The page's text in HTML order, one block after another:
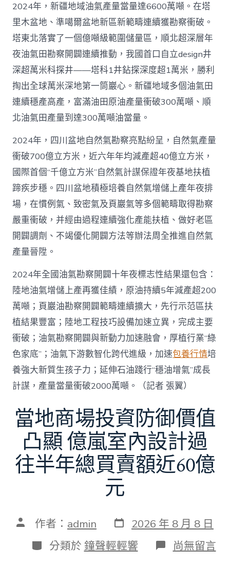
2024年，新疆地域油氣產量當量達6600萬噸。在塔
里木盆地、準噶爾盆地新區新範疇連續獲勘察衝破。
塔東北落實了一個億噸級範圍儲量區，順北超深層年
夜油氣田勘察開闢連續推動，我國首口自立design井
深超萬米科探井——塔科1井鉆探深度超1萬米，勝利
掏出全球萬米深地第一筒巖心。新疆地域多個油氣田
連續穩產高產，富滿油田原油產量衝破300萬噸、順
北油氣田產量到達300萬噸油當量。
2024年，四川盆地自然氣勘察亮點紛呈，自然氣產量
衝破700億立方米，近六年年均減產超40億立方米，
國際首個“千億立方米”自然氣計謀保證年夜基地扶植
蹄疾步穩。四川盆地積極培養自然氣增儲上產年夜排
場，在慣例氣、致密氣及頁巖氣等多個範疇取得勘察
嚴重衝破，并經由過程連續強化產能扶植、做好老區
開闢調劑、不竭優化開闢方法等辦法周全推進自然氣
產量晉陞。
2024年全國油氣勘察開闢十年夜標志性結果還包含：
陸地油氣增儲上產再獲佳績，原油持續5年減產超200
萬噸；頁巖油勘察開闢範疇連續擴大，先行示范區扶
植結果豐富；陸地工程技巧設備加速立異，完成主要
衝破；油氣勘察開闢與新動力加速融會，厚植行業“綠
色家底”；油氣下游數智化跨代進級，加速包養行情培
養強大新質生孩子力；延伸石油踐行“穩油增氣”成長
計謀，產量當量衝破2000萬噸。（記者 張翼）
當地商場投資防御價值
凸顯 億嵐室內設計過
往半年總買賣額近60億
元
文 作者： admin 發
表
日
期
2026 年 8 月 8 日
分
類
分類於 鐘聲輕輕響 在
〈當
尚無留言